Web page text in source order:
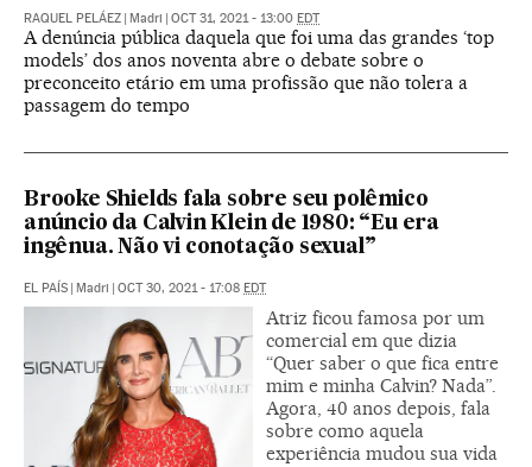
RAQUEL PELÁEZ Madri OCT 31, 2021 - 13:00 EDT
A denúncia pública daquela que foi uma das grandes ‘top
models’ dos anos noventa abre o debate sobre o
preconceito etário em uma profissão que não tolera a
passagem do tempo
Brooke Shields fala sobre seu polêmico
anúncio da Calvin Klein de 1980: “Eu era
ingênua. Não vi conotação sexual”
EL PAÍS Madri OCT 30, 2021 - 17:08 EDT
Atriz ficou famosa por um
comercial em que dizia
“Quer saber o que fica entre
mim e minha Calvin? Nada”.
Agora, 40 anos depois, fala
sobre como aquela
experiência mudou sua vida